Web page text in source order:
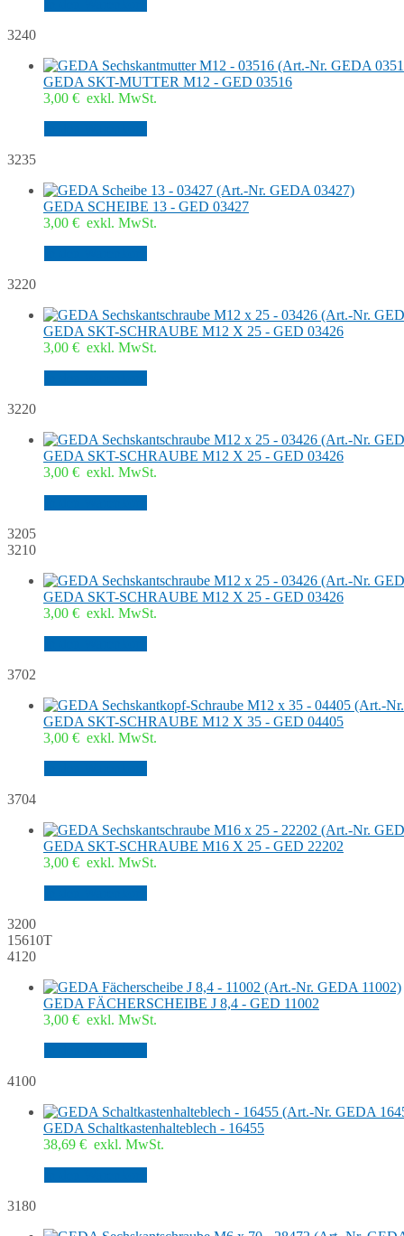
3240
GEDA SKT-MUTTER M12 - GED 03516
3,00 € exkl. MwSt.
3235
GEDA SCHEIBE 13 - GED 03427
3,00 € exkl. MwSt.
3220
GEDA SKT-SCHRAUBE M12 X 25 - GED 03426
3,00 € exkl. MwSt.
3220
GEDA SKT-SCHRAUBE M12 X 25 - GED 03426
3,00 € exkl. MwSt.
3205
3210
GEDA SKT-SCHRAUBE M12 X 25 - GED 03426
3,00 € exkl. MwSt.
3702
GEDA SKT-SCHRAUBE M12 X 35 - GED 04405
3,00 € exkl. MwSt.
3704
GEDA SKT-SCHRAUBE M16 X 25 - GED 22202
3,00 € exkl. MwSt.
3200
15610T
4120
GEDA FÄCHERSCHEIBE J 8,4 - GED 11002
3,00 € exkl. MwSt.
4100
GEDA Schaltkastenhalteblech - 16455
38,69 € exkl. MwSt.
3180